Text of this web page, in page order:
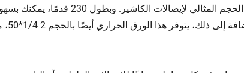
يبلغ قياس هذا الورق الحراري 80*80 مم، وهو الحجم